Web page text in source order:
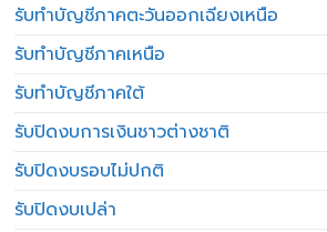
รับทำบัญชีภาคตะวันออกเฉียงเหนือ
รับทำบัญชีภาคเหนือ
รับทำบัญชีภาคใต้
รับปิดงบการเงินชาวต่างชาติ
รับปิดงบรอบไม่ปกติ
รับปิดงบเปล่า